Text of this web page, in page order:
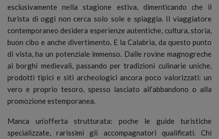
esclusivamente nella stagione estiva, dimenticando che il
turista di oggi non cerca solo sole e spiaggia. Il viaggiatore
contemporaneo desidera esperienze autentiche, cultura, storia,
buon cibo e anche divertimento. E la Calabria, da questo punto
di vista, ha un potenziale immenso. Dalle rovine magnogreche
ai borghi medievali, passando per tradizioni culinarie uniche,
prodotti tipici e siti archeologici ancora poco valorizzati: un
vero e proprio tesoro, spesso lasciato all’abbandono o alla
promozione estemporanea.
Manca un’offerta strutturata: poche le guide turistiche
specializzate, rarissimi gli accompagnatori qualificati. Chi